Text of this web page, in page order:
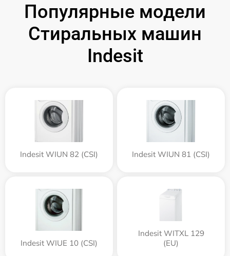
Популярные модели
Стиральных машин
Indesit
Indesit WIUN 82 (CSI) Indesit WIUN 81 (CSI)
Indesit WIUE 10 (CSI)
Indesit WITXL 129
(EU)